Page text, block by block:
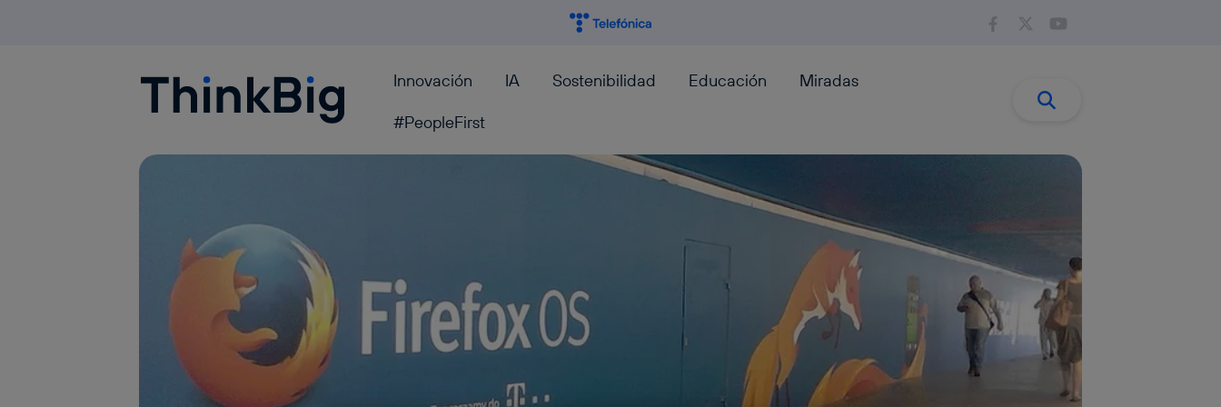
Blogthinkbig.com Innovación IA Sostenibilidad Educación
Miradas
#PeopleFirst
Buscar